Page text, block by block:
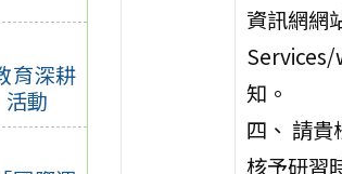
育深耕
動
資訊網網
Services/
知。
四、 請
核予研習